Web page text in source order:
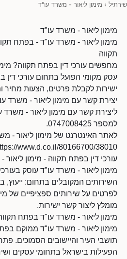
שירתיל › מימון ליאור - משרד עו"ד
מימון ליאור - משרד עו"ד
מימון ליאור - משרד עו"ד - בפתח
תקווה
מחפשים עורכי דין בפתח תקווה?
עסק מקומי הפועל בתחום עורכי דין
ישירות לקבלת פרטים, הצעות מחיר
יצירת קשר עם מימון ליאור - משרד
ליצירת קשר עם מימון ליאור - משרד
למספר 0747008425.
לאתר האינטרנט של מימון ליאור -
www.d.co.il/80166700/38010/
עורכי דין בפתח תקווה - מימון
מימון ליאור - משרד עו"ד עוסק
השירותים המקובלים בתחום: ייעוץ,
לפרטים על שירותים ספציפיים של
מומלץ ליצור קשר ישירות.
מימון ליאור - משרד עו"ד בפתח
מימון ליאור - משרד עו"ד ממוקם
תושבי העיר והיישובים הסמוכים.
הפעילות בישראל בתחומי עסקים